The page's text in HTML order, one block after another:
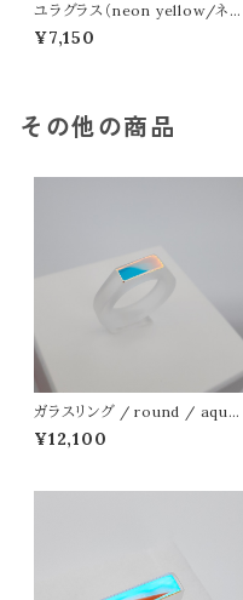
ユラグラス（neon yellow/ネオ
ンイエロー）
¥7,150
その他の商品
ガラスリング / round / aqua
blue-pink
¥12,100